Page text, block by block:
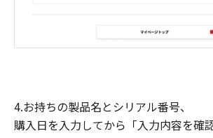
4.お持ちの製品名とシリアル番号、
購入日を入力してから「入力内容を確